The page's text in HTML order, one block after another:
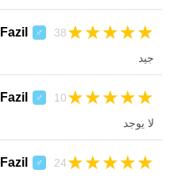
Fazil ♂ 38 عاماً 10-07-2014 ★
★
★
★
★
جيد
Fazil ♂ 10 عاماً 24-07-2016 ★
★
★
★
★
لا يوجد
Fazil ♂ 24 عاماً 24-02-2017 ★
★
★
★
★